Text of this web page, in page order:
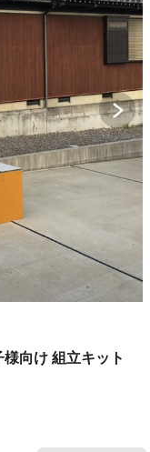
向け 組立キット